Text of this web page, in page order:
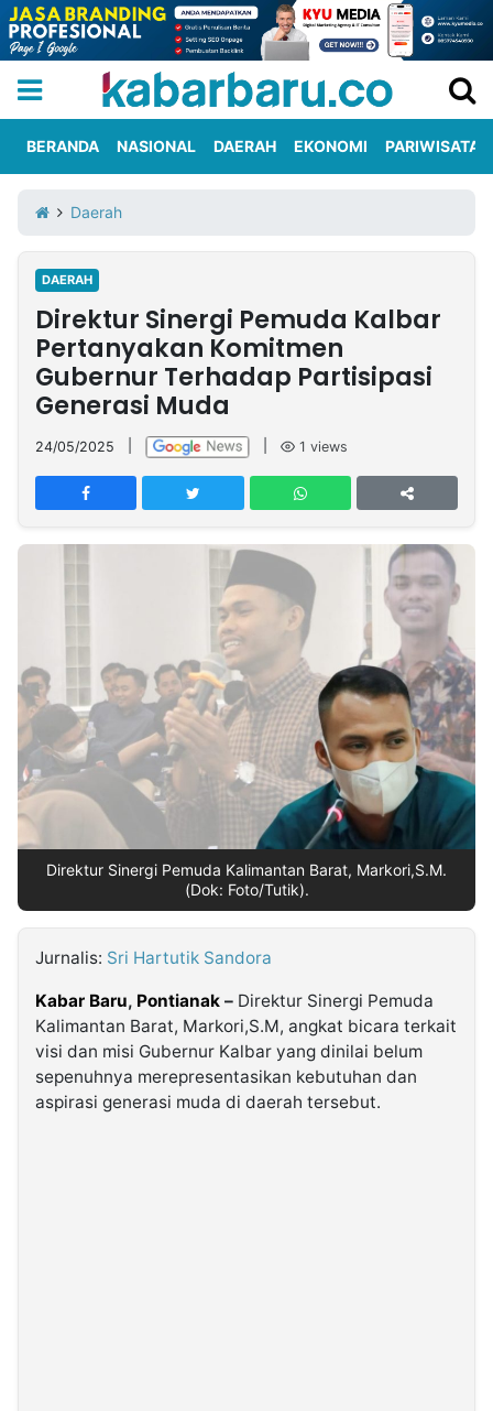
Iklan
Berita
Kami
Nasional
International
Olahraga
Entertainment
Daerah
Pariwisata
Kuliner
Kolom
Network
PT
TREETAN
MULTIMEDIA
INDONESIA
NTB
Time
IDN
Jogja
Rakyat
News
Notice
Baru
Follow
Kabarbaru
Kabarbaru.co
2026
BERANDA NASIONAL DAERAH EKONOMI PARIWISATA
Daerah
DAERAH
Direktur Sinergi Pemuda Kalbar
Pertanyakan Komitmen
Gubernur Terhadap Partisipasi
Generasi Muda
24/05/2025 1 views
Direktur Sinergi Pemuda Kalimantan Barat, Markori,S.M.
(Dok: Foto/Tutik).
Jurnalis: Sri Hartutik Sandora
Kabar Baru, Pontianak – Direktur Sinergi Pemuda
Kalimantan Barat, Markori,S.M, angkat bicara terkait
visi dan misi Gubernur Kalbar yang dinilai belum
sepenuhnya merepresentasikan kebutuhan dan
aspirasi generasi muda di daerah tersebut.